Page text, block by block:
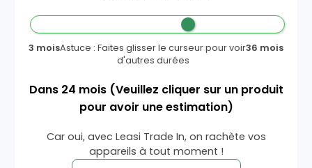
3 moisAstuce : Faites glisser le curseur pour voir
d'autres durées
36 mois
Dans 24 mois (Veuillez cliquer sur un produit
pour avoir une estimation)
Car oui, avec Leasi Trade In, on rachète vos
appareils à tout moment !